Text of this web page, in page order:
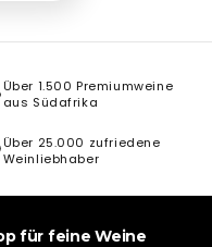
Über 1.500 Premiumweine
aus Südafrika
Über 25.000 zufriedene
Weinliebhaber
für feine Weine